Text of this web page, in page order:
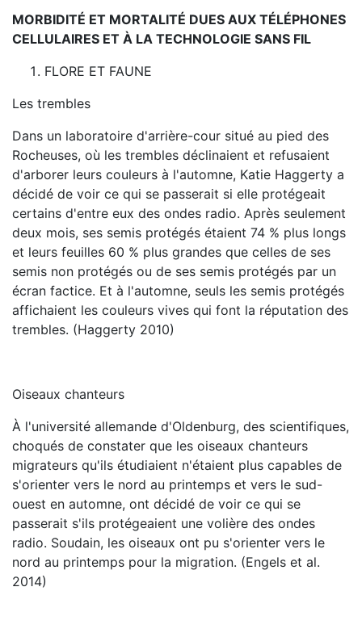
MORBIDITÉ ET MORTALITÉ DUES AUX TÉLÉPHONES
CELLULAIRES ET À LA TECHNOLOGIE SANS FIL
FLORE ET FAUNE
Les trembles
Dans un laboratoire d'arrière-cour situé au pied des
Rocheuses, où les trembles déclinaient et refusaient
d'arborer leurs couleurs à l'automne, Katie Haggerty a
décidé de voir ce qui se passerait si elle protégeait
certains d'entre eux des ondes radio. Après seulement
deux mois, ses semis protégés étaient 74 % plus longs
et leurs feuilles 60 % plus grandes que celles de ses
semis non protégés ou de ses semis protégés par un
écran factice. Et à l'automne, seuls les semis protégés
affichaient les couleurs vives qui font la réputation des
trembles. (Haggerty 2010)
Oiseaux chanteurs
À l'université allemande d'Oldenburg, des scientifiques,
choqués de constater que les oiseaux chanteurs
migrateurs qu'ils étudiaient n'étaient plus capables de
s'orienter vers le nord au printemps et vers le sud-
ouest en automne, ont décidé de voir ce qui se
passerait s'ils protégeaient une volière des ondes
radio. Soudain, les oiseaux ont pu s'orienter vers le
nord au printemps pour la migration. (Engels et al.
2014)